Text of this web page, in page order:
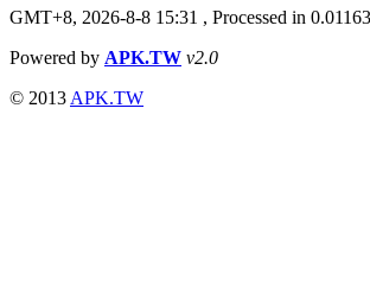
GMT+8, 2026-8-8 15:31 , Processed in
Powered by APK.TW v2.0
© 2013 APK.TW